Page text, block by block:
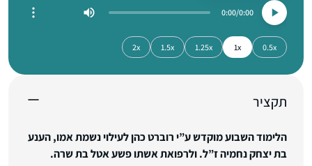
0:00
0:00
0.5x
1x
1.25x
1.5x
2x
תקציר
הלימוד השבוע מוקדש ע”י רוברט כהן לעילוי נשמת אמו, הענע
בת יצחק נחמיה ז”ל. ולרפואת אשתו פשע אטל בת שרה.